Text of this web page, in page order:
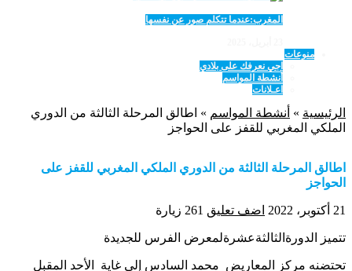
المغرب:عندما تتكلم صور عن نفسها
منوعات
اجي نعرفك على بلادي
أنشطة المواسم
اعـلانات
الرئيسية » أنشطة المواسم » اطالق المرحلة الثالثة من الدوري
الملكي المغربي للقفز على الحواجز
اطالق المرحلة الثالثة من الدوري الملكي المغربي للقفز على
الحواجز
21 أكتوبر، 2022 اضف تعليق 261 زيارة
تتميز الدورةالثالثةعشرةلمعرض الفرس للجديدة
تحتضنه مركز المعاريض محمد السادس إلى غاية الأحد المقبل